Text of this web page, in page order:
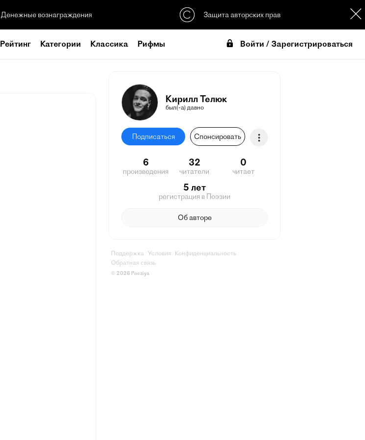
Денежные вознаграждения Защита авторских прав
Рейтинг Категории Классика Рифмы Войти / Зарегистрироваться
Кирилл Телюк
был(-а) давно
Подписаться Спонсировать
6
произведения
32
читатели
0
читает
5 лет
регистрация в Поэзии
Об авторе
Поддержка Условия
Конфиденциальность
Обратная связь
© 2026 Poeziya